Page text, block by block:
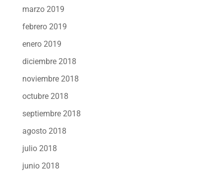
marzo 2019
febrero 2019
enero 2019
diciembre 2018
noviembre 2018
octubre 2018
septiembre 2018
agosto 2018
julio 2018
junio 2018